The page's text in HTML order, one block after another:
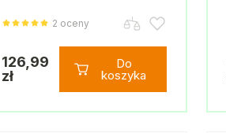
2 oceny
126,99
zł
Do
koszyka